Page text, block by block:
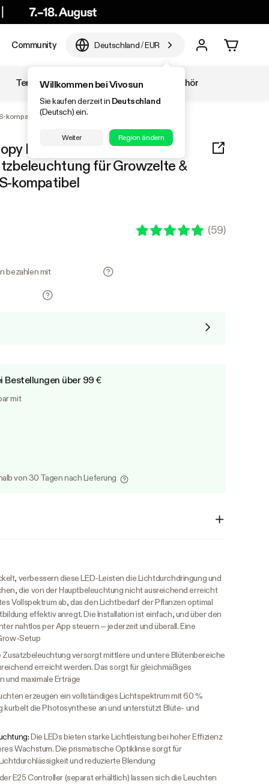
Community Deutschland/EUR
Willkommen bei Vivosun
Sie kaufen derzeit in Deutschland
(Deutsch) ein.
Weiter Region ändern
Temperatur & Luftfeuchtigkeit Zubehör
kompatibel
Lights, Vollspektrum,
für Growzelte &
kompatibel
(59)
bezahlen mit
Bestellungen über 99 €
mit
von 30 Tagen nach Lieferung
verbessern diese LED-Leisten die Lichtdurchdringung und
die von der Hauptbeleuchtung nicht ausreichend erreicht
Vollspektrum ab, das den Lichtbedarf der Pflanzen optimal
effektiv anregt. Die Installation ist einfach, und über den
nahtlos per App steuern – jederzeit und überall. Eine
Setup
Zusatzbeleuchtung versorgt mittlere und untere Blütenbereiche
erreicht werden. Das sorgt für gleichmäßiges
und maximale Erträge
erzeugen ein vollständiges Lichtspektrum mit 60 %
kurbelt die Photosynthese an und unterstützt Blüte- und
Die LEDs bieten starke Lichtleistung bei hoher Effizienz
Wachstum. Die prismatische Optiklinse sorgt für
und reduzierte Blendung
E25 Controller (separat erhältlich) lassen sich die Leuchten